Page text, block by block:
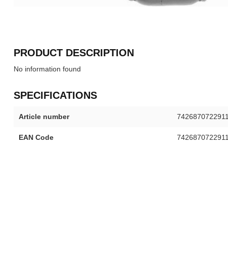
PRODUCT DESCRIPTION
No information found
SPECIFICATIONS
Article number 7426870722911
EAN Code 7426870722911